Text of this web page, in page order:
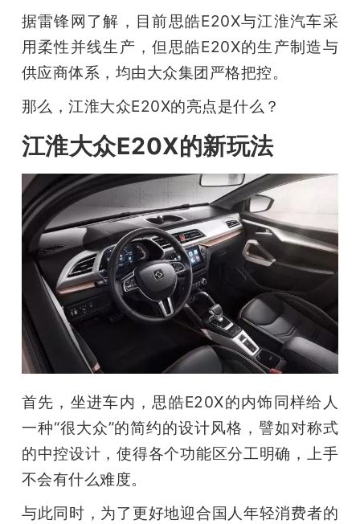
据雷锋网了解，目前思皓E20X与江淮汽车采
用柔性并线生产，但思皓E20X的生产制造与
供应商体系，均由大众集团严格把控。
那么，江淮大众E20X的亮点是什么？
江淮大众E20X的新玩法
首先，坐进车内，思皓E20X的内饰同样给人
一种“很大众”的简约的设计风格，譬如对称式
的中控设计，使得各个功能区分工明确，上手
不会有什么难度。
与此同时，为了更好地迎合国人年轻消费者的